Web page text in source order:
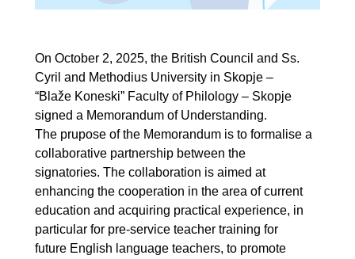
On October 2, 2025, the British Council and Ss.
Cyril and Methodius University in Skopje –
“Blaže Koneski” Faculty of Philology – Skopje
signed a Memorandum of Understanding.
The prupose of the Memorandum is to formalise a
collaborative partnership between the
signatories. The collaboration is aimed at
enhancing the cooperation in the area of current
education and acquiring practical experience, in
particular for pre-service teacher training for
future English language teachers, to promote